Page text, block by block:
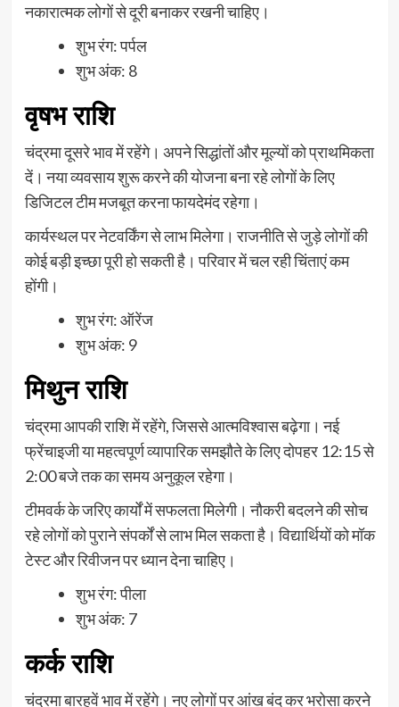
नकारात्मक लोगों से दूरी बनाकर रखनी चाहिए।
शुभ रंग: पर्पल
शुभ अंक: 8
वृषभ राशि
चंद्रमा दूसरे भाव में रहेंगे। अपने सिद्धांतों और मूल्यों को प्राथमिकता
दें। नया व्यवसाय शुरू करने की योजना बना रहे लोगों के लिए
डिजिटल टीम मजबूत करना फायदेमंद रहेगा।
कार्यस्थल पर नेटवर्किंग से लाभ मिलेगा। राजनीति से जुड़े लोगों की
कोई बड़ी इच्छा पूरी हो सकती है। परिवार में चल रही चिंताएं कम
होंगी।
शुभ रंग: ऑरेंज
शुभ अंक: 9
मिथुन राशि
चंद्रमा आपकी राशि में रहेंगे, जिससे आत्मविश्वास बढ़ेगा। नई
फ्रेंचाइजी या महत्वपूर्ण व्यापारिक समझौते के लिए दोपहर 12:15 से
2:00 बजे तक का समय अनुकूल रहेगा।
टीमवर्क के जरिए कार्यों में सफलता मिलेगी। नौकरी बदलने की सोच
रहे लोगों को पुराने संपर्कों से लाभ मिल सकता है। विद्यार्थियों को मॉक
टेस्ट और रिवीजन पर ध्यान देना चाहिए।
शुभ रंग: पीला
शुभ अंक: 7
कर्क राशि
चंद्रमा बारहवें भाव में रहेंगे। नए लोगों पर आंख बंद कर भरोसा करने